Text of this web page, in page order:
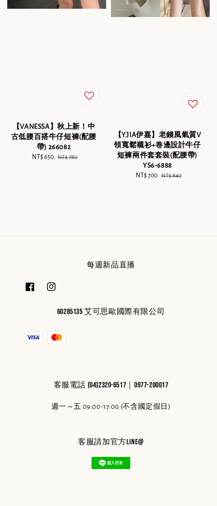
【VANESSA】秋上新！中
古低腰百搭牛仔短褲(配腰
帶) 266082
Sale
NT$ 650 Regular
NT$ 780
【Y.JIA伊嘉】老錢風氣質V
領寬鬆襯衫+卷邊設計牛仔
短褲兩件套套裝(配腰帶)
YS6-6888
Sale
NT$ 700 Regular
NT$ 840
每週新品直播
60285135 艾可思歐國際有限公司
客服電話 (04)2320-6517｜0977-200017
週一～五 09:00-17:00 (不含國定假日)
客服請加官方line@